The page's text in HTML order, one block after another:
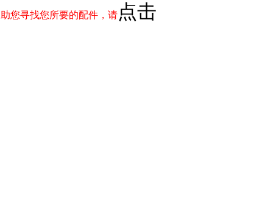
助您寻找您所要的配件，请 点击